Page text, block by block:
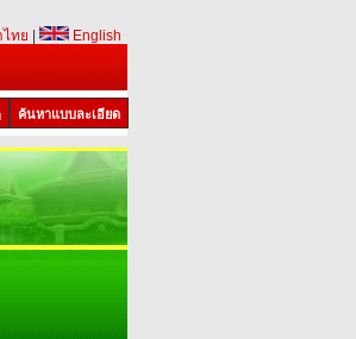
ทย
English
ค้นหาแบบละเอียด